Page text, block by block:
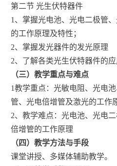
第二节 光生伏特器件
1、掌握光电池、光电二极管
的工作原理及特性；
2、掌握发光器件的发光原理
2、了解各类光生伏特器件的应
（三）教学重点与难点
1教学重点：光敏电阻、光电
管、光电倍增管及激光的工作
2、教学难点：光电池、光电
倍增管的工作原理
（四）教学方法与手段
课堂讲授、多媒体辅助教学。